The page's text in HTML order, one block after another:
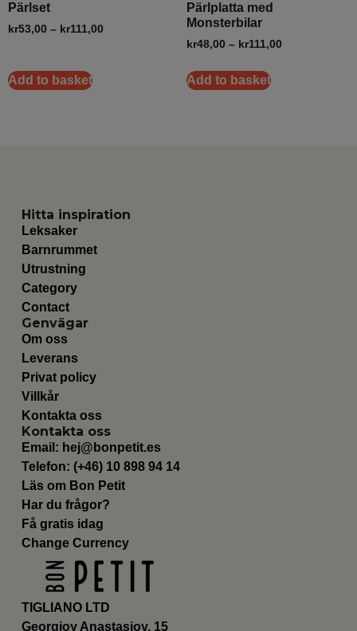
Pärlset
kr53,00 – kr111,00
Add to basket
Pärlplatta med
Monsterbilar
kr48,00 – kr111,00
Add to basket
TIGLIANO LTD
Georgioy Anastasioy, 15
Hitta inspiration
Leksaker
Barnrummet
Utrustning
Category
Contact
Genvägar
Om oss
Leverans
Privat policy
Villkår
Kontakta oss
Kontakta oss
Email: hej@bonpetit.es
Telefon: (+46) 10 898 94 14
Läs om Bon Petit
Har du frågor?
Få gratis idag
Change Currency